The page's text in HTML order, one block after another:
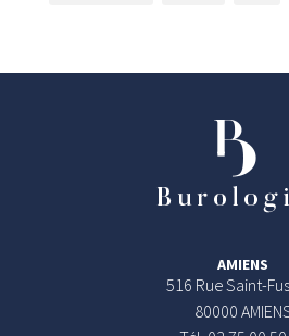
AMIENS
516 Rue Saint-
80000